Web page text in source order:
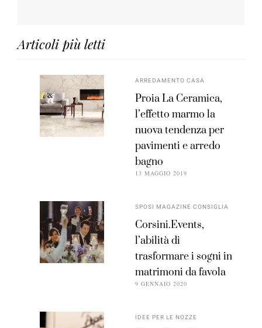
Articoli più letti
ARREDAMENTO CASA
Proia La Ceramica,
l’effetto marmo la
nuova tendenza per
pavimenti e arredo
bagno
13 MAGGIO 2019
SPOSI MAGAZINE CONSIGLIA
Corsini.Events,
l’abilità di
trasformare i sogni in
matrimoni da favola
9 GENNAIO 2020
IDEE PER LE NOZZE